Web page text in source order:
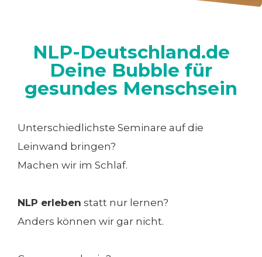
NLP-Deutschland.de
Deine Bubble für
gesundes Menschsein
Unterschiedlichste Seminare auf die
Leinwand bringen?
Machen wir im Schlaf.
NLP erleben statt nur lernen?
Anders können wir gar nicht.